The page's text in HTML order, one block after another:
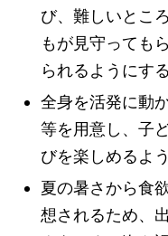
び、難しいとこ
もが見守っても
られるようにする
全身を活発に動
等を用意し、子
びを楽しめるよ
夏の暑さから食
想されるため、